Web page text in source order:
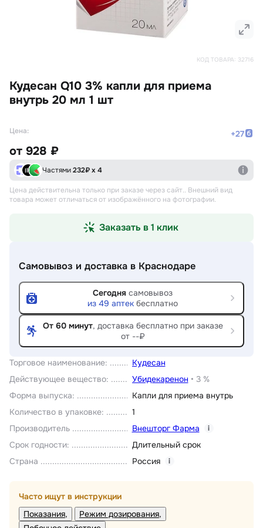
КОД ТОВАРА: 32716
Кудесан Q10 3% капли для приема
внутрь 20 мл 1 шт
Торговое наименование:
Кудесан
Действующее вещество: Убидекаренон • 3 %
Форма выпуска:
Капли для приема внутрь
Количество в упаковке:
1
Производитель
Внешторг Фарма i
Срок годности:
Длительный срок
Страна
Россия i
Часто ищут в инструкции
Показания
Режим дозирования
Цена: +27
от 928 ₽
Частями232₽ х 4
Цена действительна только при заказе через сайт.. Внешний вид
товара может отличаться от изображённого на фотографии.
Заказать в 1 клик
Самовывоз и доставка в Краснодаре
Сегодня самовывоз
из 49 аптек бесплатно
От 60 минут, доставка бесплатно при заказе
от --₽